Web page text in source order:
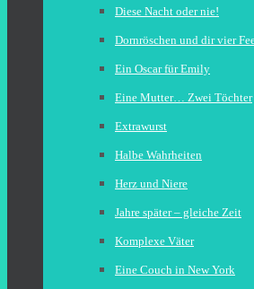
Diese Nacht oder nie!
Dornröschen und dir vier
Ein Oscar für Emily
Eine Mutter… Zwei Töchter
Extrawurst
Halbe Wahrheiten
Herz und Niere
Jahre später – gleiche Zeit
Komplexe Väter
Eine Couch in New York